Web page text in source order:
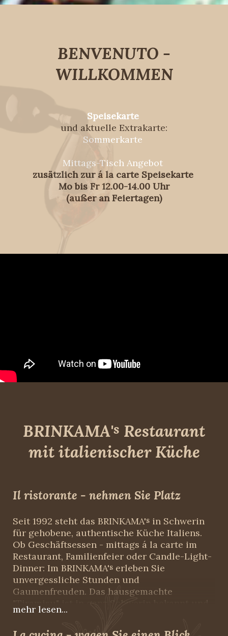
BENVENUTO -
WILLKOMMEN
Speisekarte
und aktuelle Extrakarte:
Sommerkarte
Mittags-Tisch Angebot
zusätzlich zur á la carte Speisekarte
Mo bis Fr 12.00-14.00 Uhr
(außer an Feiertagen)
BRINKAMA's Restaurant
mit italienischer Küche
Il ristorante - nehmen Sie Platz
Seit 1992 steht das BRINKAMA's in Schwerin
für gehobene, authentische Küche Italiens.
Ob Geschäftsessen - mittags á la carte im
Restaurant, Familienfeier oder Candle-Light-
Dinner: Im BRINKAMA's erleben Sie
unvergessliche Stunden und
Gaumenfreuden. Das hausgemachte
"Tiramisu" ist in ganz Schwerin bekannt und
der Cappuccino wird von "echten" Italienern